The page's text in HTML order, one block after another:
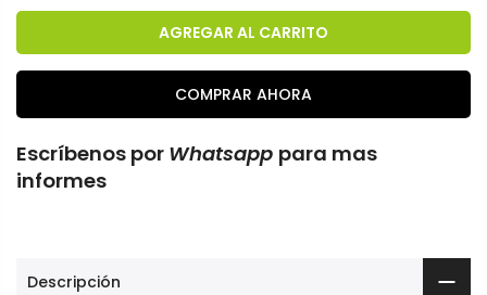
AGREGAR AL CARRITO
COMPRAR AHORA
Escríbenos por Whatsapp para mas
informes
Descripción